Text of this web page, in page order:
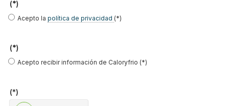
*
*
(*)
Acepto la política de privacidad (*)
(*)
Acepto recibir información de Caloryfrio (*)
(*)